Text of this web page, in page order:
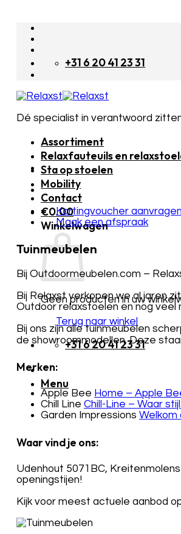
Skip
content
+31 6 20 41 23 31
Dé specialist in verantwoord
Assortiment
Relaxfauteuils en
Sta op stoelen
Mobility
Contact
€0.00
Winkelwagen
Geen producten in uw
Terug naar winkel
+31 6 20 41 23 31
Menu
Kortingvoucher aanvragen
Maak een afspraak
Tuinmeubelen
Bij Outdoormeubelen.com –
Bij Relaxst verkopen we al jaren
Outdoor relaxstoelen en nog veel
Bij ons zijn alle tuinmeubelen
de showroommodellen. Deze
Merken:
Apple Bee Home – Apple
Chill LineChill-Line – Waar
Garden ImpressionsWelkom
Waar vind je ons:
Udenhout 5071BC,
openingstijen!
Kijk voor meest actuele aanbod